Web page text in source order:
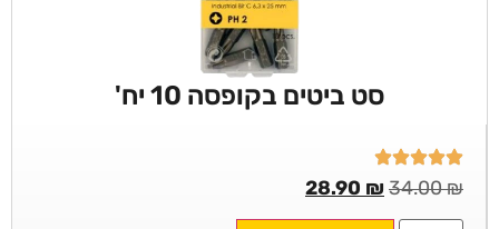
סט ביטים בקופסה 10 יח'
34.00₪
28.90 ₪